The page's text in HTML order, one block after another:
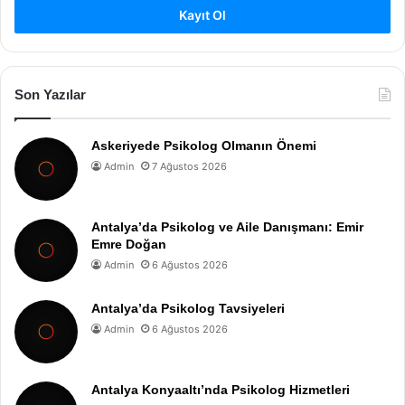
Kayıt Ol
Son Yazılar
Askeriyede Psikolog Olmanın Önemi
Admin 7 Ağustos 2026
Antalya’da Psikolog ve Aile Danışmanı: Emir
Emre Doğan
Admin 6 Ağustos 2026
Antalya’da Psikolog Tavsiyeleri
Admin 6 Ağustos 2026
Antalya Konyaaltı’nda Psikolog Hizmetleri